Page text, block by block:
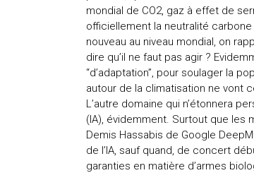
mondial de CO2, gaz à effet de
officiellement la neutralité carbone
nouveau au niveau mondial, on
dire qu’il ne faut pas agir ?
“d’adaptation”, pour soulager la
autour de la climatisation ne vont
L’autre domaine qui n’étonnera
(IA), évidemment. Surtout que les
Demis Hassabis de Google
de l’IA, sauf quand, de concert
garanties en matière d’armes